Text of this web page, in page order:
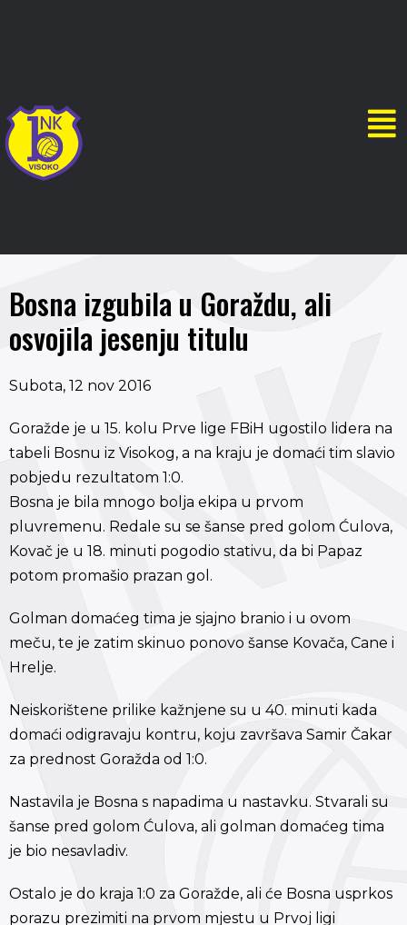
Bosna izgubila u Goraždu, ali
osvojila jesenju titulu
Subota, 12 nov 2016
Goražde je u 15. kolu Prve lige FBiH ugostilo lidera na
tabeli Bosnu iz Visokog, a na kraju je domaći tim slavio
pobjedu rezultatom 1:0.
Bosna je bila mnogo bolja ekipa u prvom
pluvremenu. Redale su se šanse pred golom Ćulova,
Kovač je u 18. minuti pogodio stativu, da bi Papaz
potom promašio prazan gol.
Golman domaćeg tima je sjajno branio i u ovom
meču, te je zatim skinuo ponovo šanse Kovača, Cane i
Hrelje.
Neiskorištene prilike kažnjene su u 40. minuti kada
domaći odigravaju kontru, koju završava Samir Čakar
za prednost Goražda od 1:0.
Nastavila je Bosna s napadima u nastavku. Stvarali su
šanse pred golom Ćulova, ali golman domaćeg tima
je bio nesavladiv.
Ostalo je do kraja 1:0 za Goražde, ali će Bosna usprkos
porazu prezimiti na prvom mjestu u Prvoj ligi